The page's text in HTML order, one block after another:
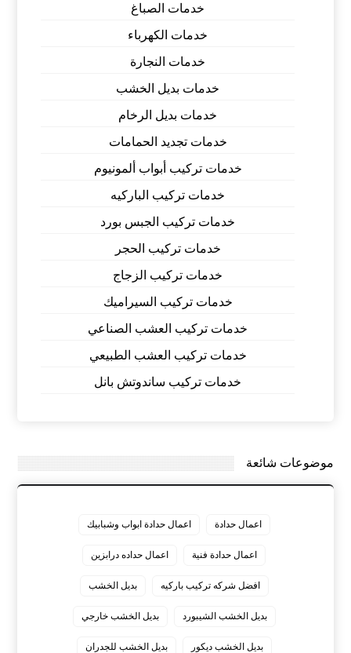
خدمات الصباغ
خدمات الكهرباء
خدمات النجارة
خدمات بديل الخشب
خدمات بديل الرخام
خدمات تجديد الحمامات
خدمات تركيب أبواب ألمونيوم
خدمات تركيب الباركيه
خدمات تركيب الجبس بورد
خدمات تركيب الحجر
خدمات تركيب الزجاج
خدمات تركيب السيراميك
خدمات تركيب العشب الصناعي
خدمات تركيب العشب الطبيعي
خدمات تركيب ساندوتش بانل
موضوعات شائعة
اعمال حدادة اعمال حدادة ابواب وشبابيك
اعمال حدادة فنية اعمال حداده درابزين
افضل شركه تركيب باركيه بديل الخشب
بديل الخشب الشيبورد بديل الخشب خارجي
بديل الخشب ديكور بديل الخشب للجدران